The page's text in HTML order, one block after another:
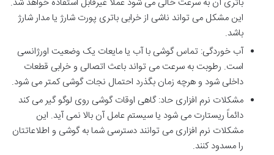
این مشکل می تواند ناشی از خرابی باتری پورت شارژ یا مدار شارژ
باشد.
آب خوردگی: تماس گوشی با آب یا مایعات یک وضعیت اورژانسی
است. رطوبت به سرعت می تواند باعث اتصالی و خرابی قطعات
داخلی شود و هرچه زمان بگذرد احتمال نجات گوشی کمتر می شود.
مشکلات نرم افزاری حاد: گاهی اوقات گوشی روی لوگو گیر می کند
دائماً ریستارت می شود یا سیستم عامل آن بالا نمی آید. این
مشکلات نرم افزاری می توانند دسترسی شما به گوشی و اطلاعاتتان
را مسدود کنند.